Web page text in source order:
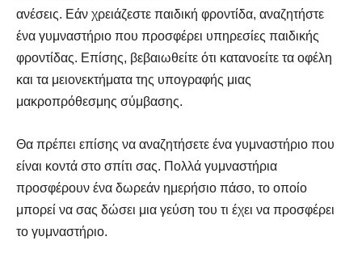
ανέσεις. Εάν χρειάζεστε παιδική φροντίδα, αναζητήστε
ένα γυμναστήριο που προσφέρει υπηρεσίες παιδικής
φροντίδας. Επίσης, βεβαιωθείτε ότι κατανοείτε τα οφέλη
και τα μειονεκτήματα της υπογραφής μιας
μακροπρόθεσμης σύμβασης.
Θα πρέπει επίσης να αναζητήσετε ένα γυμναστήριο που
είναι κοντά στο σπίτι σας. Πολλά γυμναστήρια
προσφέρουν ένα δωρεάν ημερήσιο πάσο, το οποίο
μπορεί να σας δώσει μια γεύση του τι έχει να προσφέρει
το γυμναστήριο.